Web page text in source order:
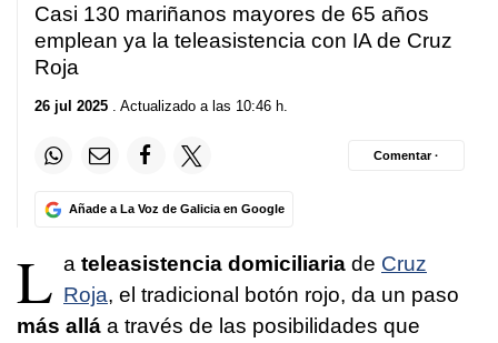
minute,
Casi 130 mariñanos mayores de 65 años
emplean ya la teleasistencia con IA de Cruz
Roja
26 jul 2025 . Actualizado a las 10:46 h.
Añade a La Voz de Galicia en Google
Comentar ·
L a teleasistencia domiciliaria de Cruz
Roja, el tradicional botón rojo, da un paso
más allá a través de las posibilidades que